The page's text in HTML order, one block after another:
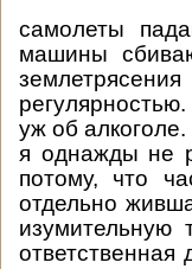
самолеты
машины
уж об алкоголе.
я однажды не
потому, что
отдельно
изумительную